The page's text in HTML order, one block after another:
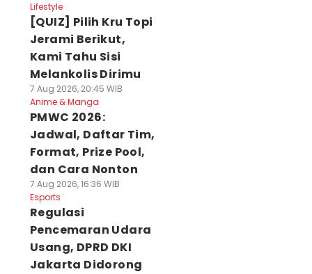
Lifestyle
[QUIZ] Pilih Kru Topi
Jerami Berikut,
Kami Tahu Sisi
Melankolis Dirimu
7 Aug 2026, 20:45 WIB
Anime & Manga
PMWC 2026:
Jadwal, Daftar Tim,
Format, Prize Pool,
dan Cara Nonton
7 Aug 2026, 16:36 WIB
Esports
Regulasi
Pencemaran Udara
Usang, DPRD DKI
Jakarta Didorong